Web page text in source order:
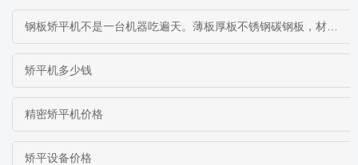
矫平机多少钱
精密矫平机价格
矫平设备价格